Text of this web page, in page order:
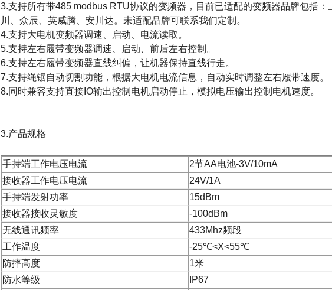
3.支持所有带485 modbus RTU协议的变频器，目前已适配的变频器品牌包括：
川、众辰、英威腾、安川达。未适配品牌可联系我们定制。
4.支持大电机变频器调速、启动、电流读取。
5.支持左右履带变频器调速、启动、前后左右控制。
6.支持左右履带变频器直线纠偏，让机器保持直线行走。
7.支持绳锯自动切割功能，根据大电机电流信息，自动实时调整左右履带速度。
8.同时兼容支持直接IO输出控制电机启动停止，模拟电压输出控制电机速度。
3.产品规格
手持端工作电压电流
2节AA电池-3V/10mA
接收器工作电压电流
24V/1A
手持端发射功率
15dBm
接收器接收灵敏度
-100dBm
无线通讯频率
433Mhz频段
工作温度
-25℃<X<55℃
防摔高度
1米
防水等级
IP67